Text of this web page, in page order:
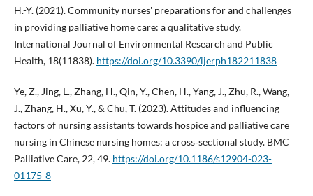
H.-Y. (2021). Community nurses' preparations for and challenges
in providing palliative home care: a qualitative study.
International Journal of Environmental Research and Public
Health, 18(11838). https://doi.org/10.3390/ijerph182211838
Ye, Z., Jing, L., Zhang, H., Qin, Y., Chen, H., Yang, J., Zhu, R., Wang,
J., Zhang, H., Xu, Y., & Chu, T. (2023). Attitudes and influencing
factors of nursing assistants towards hospice and palliative care
nursing in Chinese nursing homes: a cross‐sectional study. BMC
Palliative Care, 22, 49. https://doi.org/10.1186/s12904-023-
01175-8